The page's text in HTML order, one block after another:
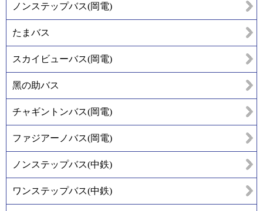
ノンステップバス(岡電)
たまバス
スカイビューバス(岡電)
黑の助バス
チャギントンバス(岡電)
ファジアーノバス(岡電)
ノンステップバス(中鉄)
ワンステップバス(中鉄)